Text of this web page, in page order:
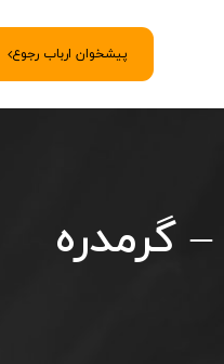
پیشخوان ارباب رجوع